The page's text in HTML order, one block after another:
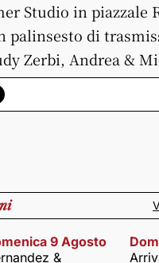
Studio in piazzale
palinsesto di
Zerbi, Andrea &
9 Agosto
&